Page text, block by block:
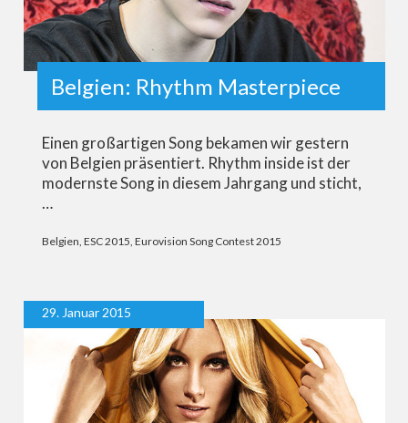
Belgien: Rhythm Masterpiece
Einen großartigen Song bekamen wir gestern
von Belgien präsentiert. Rhythm inside ist der
modernste Song in diesem Jahrgang und sticht,
…
Belgien, ESC 2015, Eurovision Song Contest 2015
29. Januar 2015